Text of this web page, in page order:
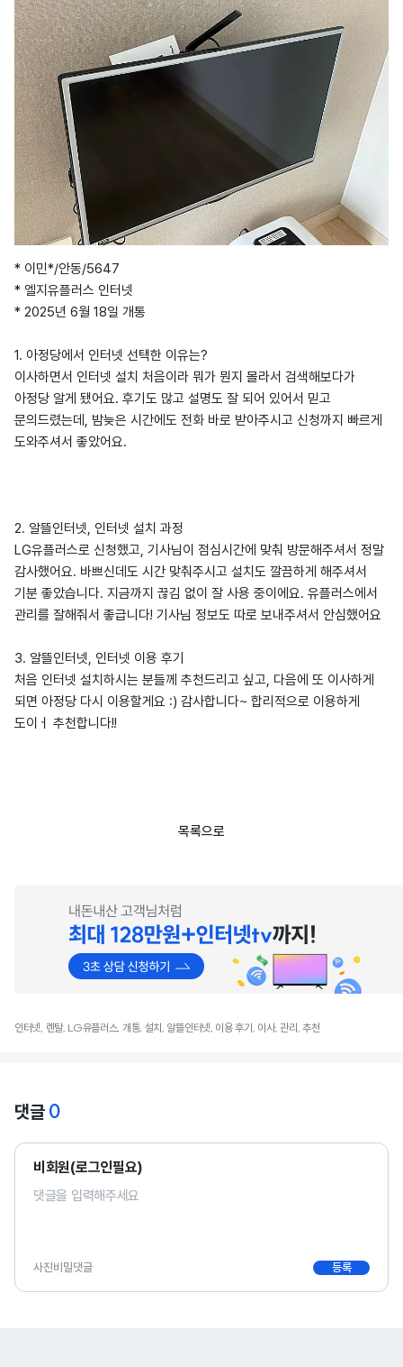
* 이민*/안동/5647
* 엘지유플러스 인터넷
* 2025년 6월 18일 개통
1. 아정당에서 인터넷 선택한 이유는?
이사하면서 인터넷 설치 처음이라 뭐가 뭔지 몰라서 검색해보다가
아정당 알게 됐어요. 후기도 많고 설명도 잘 되어 있어서 믿고
문의드렸는데, 밤늦은 시간에도 전화 바로 받아주시고 신청까지 빠르게
도와주셔서 좋았어요.
2. 알뜰인터넷, 인터넷 설치 과정
LG유플러스로 신청했고, 기사님이 점심시간에 맞춰 방문해주셔서 정말
감사했어요. 바쁘신데도 시간 맞춰주시고 설치도 깔끔하게 해주셔서
기분 좋았습니다. 지금까지 끊김 없이 잘 사용 중이에요. 유플러스에서
관리를 잘해줘서 좋급니다! 기사님 정보도 따로 보내주셔서 안심했어요
3. 알뜰인터넷, 인터넷 이용 후기
처음 인터넷 설치하시는 분들께 추천드리고 싶고, 다음에 또 이사하게
되면 아정당 다시 이용할게요 :) 감사합니다~ 합리적으로 이용하게
도이ㅓ 추천합니다!!
목록으로
인터넷, 렌탈, LG유플러스, 개통, 설치, 알뜰인터넷, 이용 후기, 이사, 관리, 추천
댓글 0
비회원(로그인필요)
사진비밀댓글 등록